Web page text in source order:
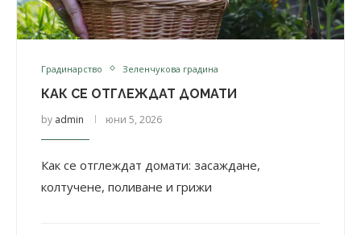
Градинарство Зеленчукова градина
КАК СЕ ОТГЛЕЖДАТ ДОМАТИ
by admin юни 5, 2026
Как се отглеждат домати: засаждане,
колтучене, поливане и грижи